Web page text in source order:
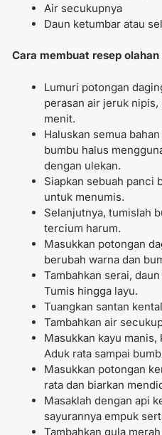
Air secukupnya
Daun ketumbar atau
Cara membuat resep
Lumuri potongan
perasan air jeruk nipis,
menit.
Haluskan semua
bumbu halus
dengan ulekan.
Siapkan sebuah panci
untuk menumis.
Selanjutnya, tumislah
tercium harum.
Masukkan potongan
berubah warna dan
Tambahkan serai,
Tumis hingga layu.
Tuangkan santan
Tambahkan air
Masukkan kayu
Aduk rata sampai
Masukkan potongan
rata dan biarkan
Masaklah dengan api
sayurannya empuk
Tambahkan gula